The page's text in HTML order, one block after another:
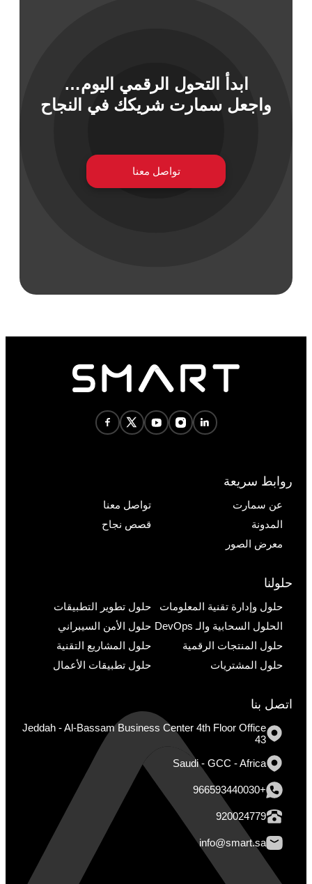
المعلومات
التقنية
ابدأ التحول الرقمي اليوم…
واجعل سمارت شريكك في النجاح
تواصل معنا
روابط سريعة
عن سمارت
تواصل معنا
المدونة
قصص نجاح
معرض الصور
حلولنا
حلول وإدارة تقنية المعلومات
حلول تطوير التطبيقات
الحلول السحابية والـ DevOps
حلول الأمن السيبراني
حلول المنتجات الرقمية
حلول المشاريع التقنية
حلول المشتريات
حلول تطبيقات الأعمال
اتصل بنا
Jeddah - Al-Bassam Business Center 4th Floor Office
43
Saudi - GCC - Africa
+966593440030
920024779
info@smart.sa